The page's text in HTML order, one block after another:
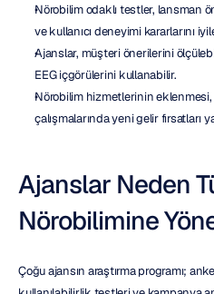
Nörobilim odaklı testler, lansman
ve kullanıcı deneyimi kararlarını
Ajanslar, müşteri önerilerini
EEG içgörülerini kullanabilir.
Nörobilim hizmetlerinin eklenmesi,
çalışmalarında yeni gelir fırsatları
Ajanslar Neden
Nörobilimine
Çoğu ajansın araştırma programı;